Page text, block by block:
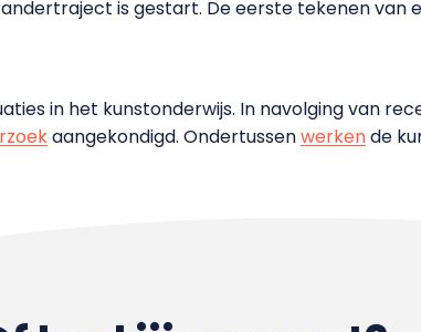
is gestart. De eerste tekenen van
in het kunstonderwijs. In navolging van
aangekondigd. Ondertussenwerkende